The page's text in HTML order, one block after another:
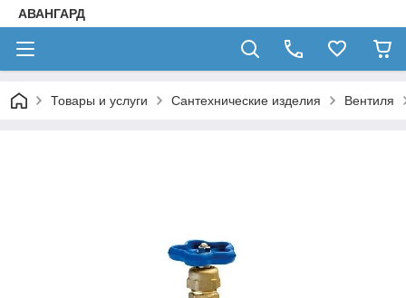
АВАНГАРД
Товары и услуги Сантехнические изделия Вентиля